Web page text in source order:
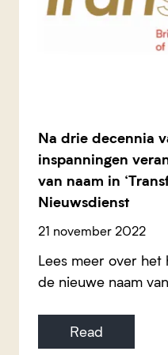
Na drie decennia
inspanningen
van naam in
Nieuwsdienst
21 november 2022
Lees meer over
de nieuwe naam
Read